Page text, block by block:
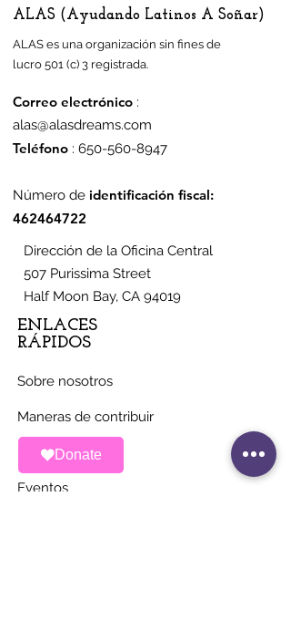
Donate
ALAS (Ayudando Latinos A Soñar)
ALAS es una organización sin fines de
lucro 501 (c) 3 registrada.
Correo electrónico :
alas@alasdreams.com
Teléfono : 650-560-8947
Número de identificación fiscal:
462464722
Dirección de la Oficina Central
507 Purissima Street
Half Moon Bay, CA 94019
ENLACES
RÁPIDOS
Sobre nosotros
Maneras de contribuir
Noticias
Eventos